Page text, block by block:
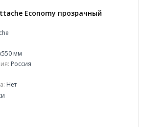
Economy прозрачный
мм
Россия
Нет